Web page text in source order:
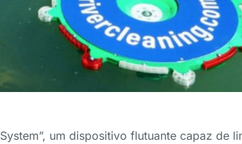
um dispositivo flutuante capaz de